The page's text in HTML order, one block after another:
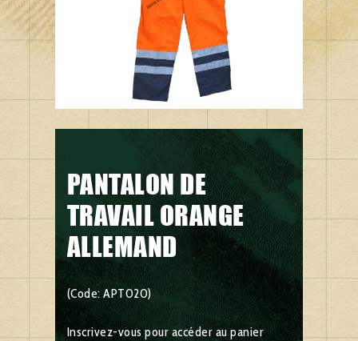
PANTALON DE
TRAVAIL ORANGE
ALLEMAND
(Code: APT020)
Inscrivez-vous pour accéder au panier